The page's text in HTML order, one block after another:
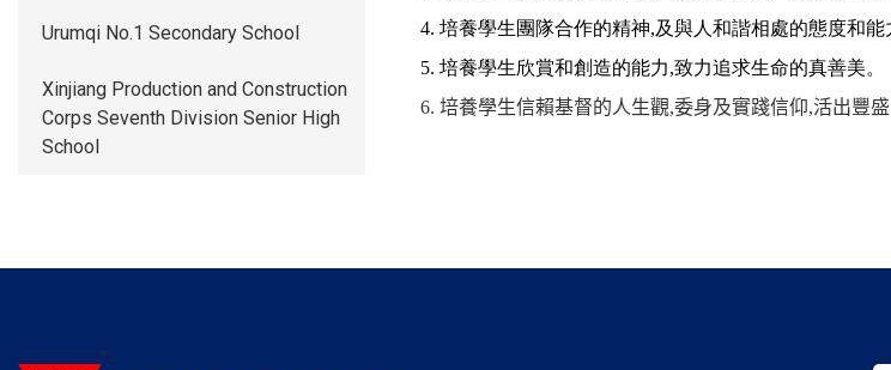
Urumqi No.1 Secondary School
Xinjiang Production and Construction
Corps Seventh Division Senior High
School
4. 培養學生團隊合作的精神,及與人和諧相處的態度和
5. 培養學生欣賞和創造的能力,致力追求生命的真善美。
6. 培養學生信賴基督的人生觀,委身及實踐信仰,活出豐